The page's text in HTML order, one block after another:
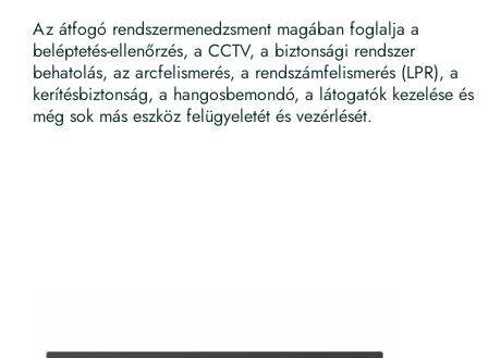
Az átfogó rendszermenedzsment magában foglalja a
beléptetés-ellenőrzés, a CCTV, a biztonsági rendszer
behatolás, az arcfelismerés, a rendszámfelismerés (LPR), a
kerítésbiztonság, a hangosbemondó, a látogatók kezelése és
még sok más eszköz felügyeletét és vezérlését.